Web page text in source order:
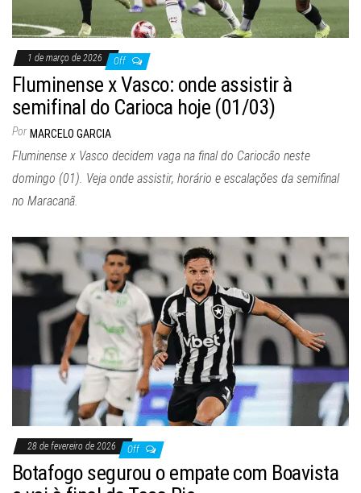
1 de março de 2026 Off
Fluminense x Vasco: onde assistir à
semifinal do Carioca hoje (01/03)
Por MARCELO GARCIA
Fluminense x Vasco decidem vaga na final do Cariocão neste
domingo (01). Veja onde assistir, horário e escalações da semifinal
no Maracanã.
28 de fevereiro de 2026 Off
Botafogo segurou o empate com Boavista